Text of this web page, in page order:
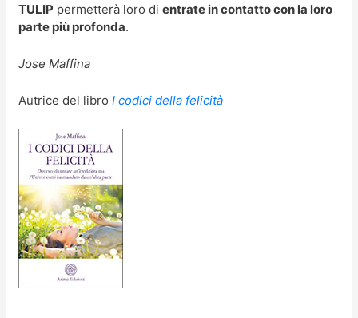
TULIP permetterà loro dientrate in contatto con la loro
parte più profonda.
Jose Maffina
Autrice del libroI codici della felicità